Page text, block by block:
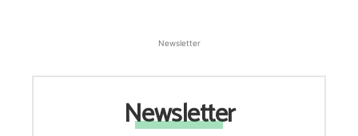
Newsletter
Newsletter